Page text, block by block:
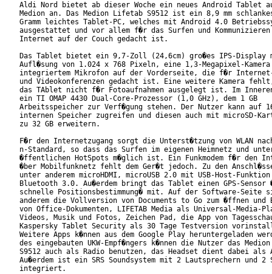
Aldi Nord bietet ab dieser Woche ein neues Android Tablet
Medion an. Das Medion Lifetab S9512 ist ein 8,9 mm
Gramm leichtes Tablet-PC, welches mit Android 4.0
ausgestattet und vor allem f�r das Surfen und
Internet auf der Couch gedacht ist.
Das Tablet bietet ein 9,7-Zoll (24,6cm) gro�es IPS-Display
Aufl�sung von 1.024 x 768 Pixeln, eine 1,3-Megapixel-
integriertem Mikrofon auf der Vorderseite, die f�r
und Videokonferenzen gedacht ist. Eine weitere Kamera
das TAblet nicht f�r Fotoaufnahmen ausgelegt ist. Im
ein TI OMAP 4430 Dual-Core-Prozessor (1,0 GHz), dem 1 GB
Arbeitsspeicher zur Verf�gung stehen. Der Nutzer kann auf
internen Speicher zugreifen und diesen auch mit microSD-
zu 32 GB erweitern.
F�r den Internetzugang sorgt die Unterst�tzung von WLAN
n-Standard, so dass das Surfen im eigenen Heimnetz und
�ffentlichen HotSpots m�glich ist. Ein Funkmodem f�r den
�ber Mobilfunknetz fehlt dem Ger�t jedoch. Zu den
unter anderem microHDMI, microUSB 2.0 mit USB-Host-Funktion
Bluetooth 3.0. Au�erdem bringt das Tablet einen GPS-
schnelle Positionsbestimmung� mit. Auf der Software-Seite
anderem die Vollversion von Documents to Go zum �ffnen und
von Office-Dokumenten, LIFETAB Media als Universal-Media-
Videos, Musik und Fotos, Zeichen Pad, die App von
Kaspersky Tablet Security als 30 Tage Testversion
Weitere Apps k�nnen aus dem Google Play heruntergeladen
des eingebauten UKW-Empf�ngers k�nnen die Nutzer das
S9512 auch als Radio benutzen, das Headset dient dabei als
Au�erdem ist ein SRS Soundsystem mit 2 Lautsprechern und 2
integriert.